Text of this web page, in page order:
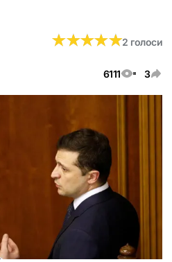
6111 3
★★★★★
★★★★★2 голоси